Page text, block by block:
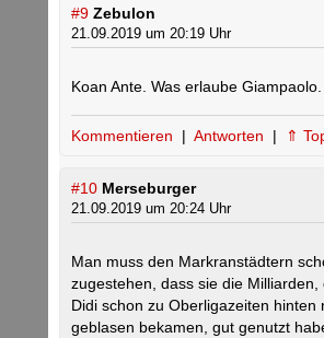
#9 Zebulon
21.09.2019 um 20:19 Uhr
Koan Ante. Was erlaube Giampaolo.
Kommentieren | Antworten | ⇑
#10 Merseburger
21.09.2019 um 20:24 Uhr
Man muss den Markranstädtern
zugestehen, dass sie die Milliarden,
Didi schon zu Oberligazeiten hinten
geblasen bekamen, gut genutzt